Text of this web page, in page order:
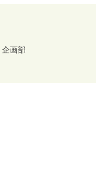
企画部